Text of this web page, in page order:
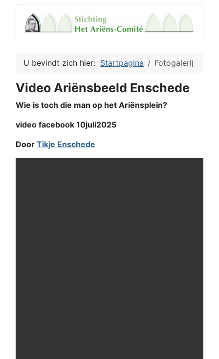
U bevindt zich hier: Startpagina Fotogalerij
Video Ariënsbeeld Enschede
Wie is toch die man op het Ariënsplein?
video facebook 10juli2025
Door Tikje Enschede